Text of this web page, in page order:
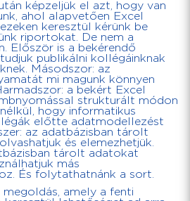
képzeljük el azt, hogy van
ahol alapvetően Excel
keresztül kérünk be
riportokat. De nem a
Először is a bekérendő
publikálni kollégáinknak
Másodszor: az
mi magunk könnyen
a bekért Excel
strukturált módon
hogy informatikus
előtte adatmodellezést
az adatbázisban tárolt
és elemezhetjük.
tárolt adatokat
más
És folytathatnánk a sort.
megoldás, amely a fenti